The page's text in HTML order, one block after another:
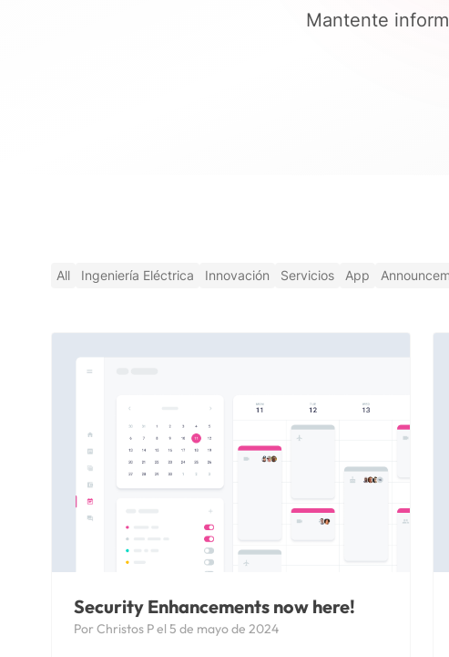
Mantente
All Ingeniería Eléctrica Innovación Servicios App
Security Enhancements now here!
Por Christos P el 5 de mayo de 2024